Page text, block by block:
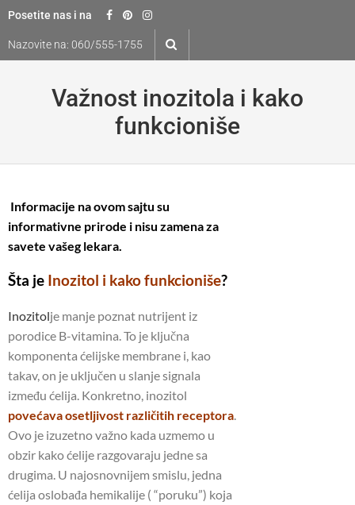
Skip
content
Posetite nas i na
Nazovite na: 060/555-1755
Važnost inozitola i kako
funkcioniše
Informacije na ovom sajtu su
informativne prirode i nisu zamena za
savete vašeg lekara.
Šta je Inozitol i kako funkcioniše?
Inozitolje manje poznat nutrijent iz
porodice B-vitamina. To je ključna
komponenta ćelijske membrane i, kao
takav, on je uključen u slanje signala
između ćelija. Konkretno, inozitol
povećava osetljivost različitih receptora
Ovo je izuzetno važno kada uzmemo u
obzir kako ćelije razgovaraju jedne sa
drugima. U najosnovnijem smislu, jedna
ćelija oslobađa hemikalije ( “poruku”) koja